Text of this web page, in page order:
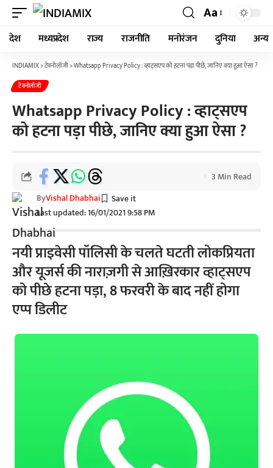
Aa
देश मध्यप्रदेश राज्य राजनीति मनोरंजन दुनिया अन्य
INDIAMIX>टेक्नोलॉजी>Whatsapp Privacy Policy : व्हाट्सएप को हटना पड़ा पीछे, जानिए क्या हुआ ऐसा ?
टेक्नोलॉजी
Whatsapp Privacy Policy : व्हाट्सएप
को हटना पड़ा पीछे, जानिए क्या हुआ ऐसा ?
Last updated: 16/01/2021 9:58 PM
ByVishal Dhabhai
3 Min Read
नयी प्राइवेसी पॉलिसी के चलते घटती लोकप्रियता
और यूजर्स की नाराज़गी से आख़िरकार व्हाट्सएप
को पीछे हटना पड़ा, 8 फरवरी के बाद नहीं होगा
एप्प डिलीट